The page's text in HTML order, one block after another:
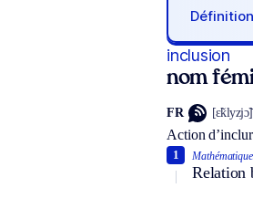
inclusion
nom
FR [ɛ̃klyzjɔ̃]
Action
Relation
1